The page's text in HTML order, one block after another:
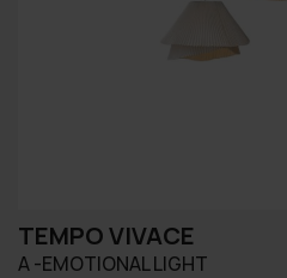
TEMPO VIVACE
A -EMOTIONAL LIGHT